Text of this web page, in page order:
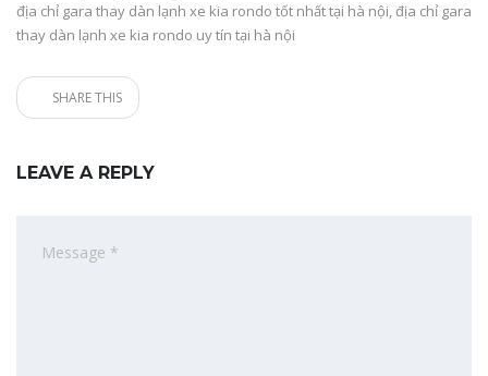
địa chỉ gara thay dàn lạnh xe kia rondo tốt nhất tại hà nội,địa chỉ gara
thay dàn lạnh xe kia rondo uy tín tại hà nội
SHARE THIS
LEAVE A REPLY